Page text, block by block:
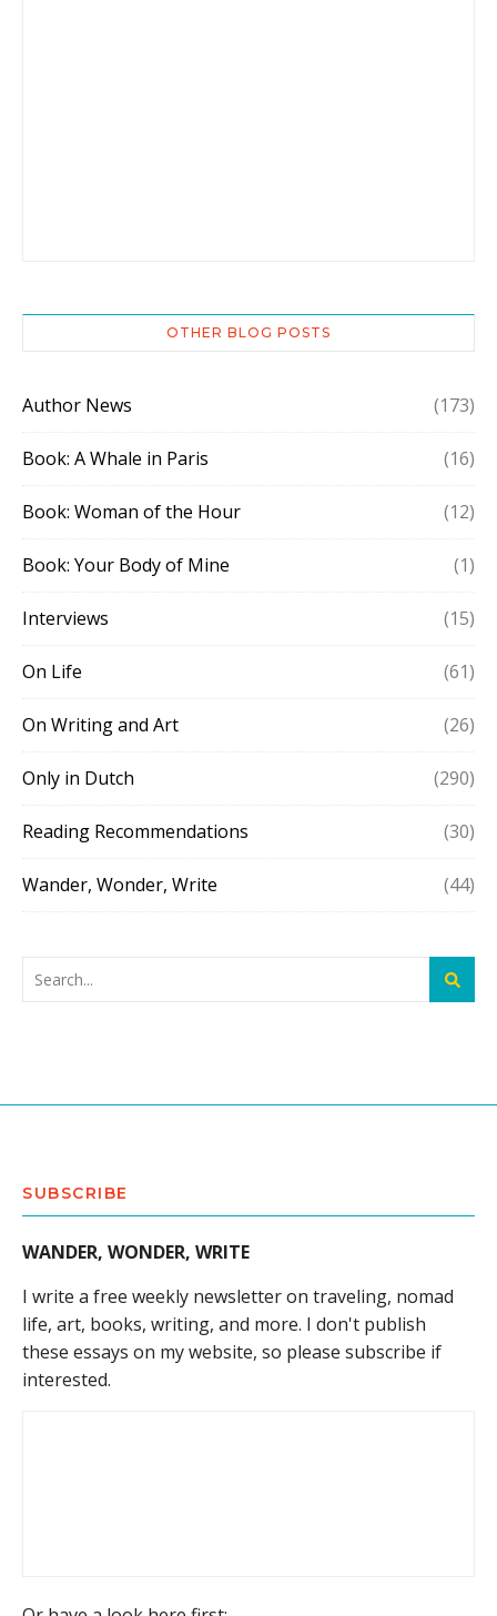
OTHER BLOG POSTS
Author News (173)
Book: A Whale in Paris (16)
Book: Woman of the Hour (12)
Book: Your Body of Mine (1)
Interviews (15)
On Life (61)
On Writing and Art (26)
Only in Dutch (290)
Reading Recommendations (30)
Wander, Wonder, Write (44)
SUBSCRIBE
WANDER, WONDER, WRITE
I write a free weekly newsletter on traveling, nomad
life, art, books, writing, and more. I don't publish
these essays on my website, so please subscribe if
interested.